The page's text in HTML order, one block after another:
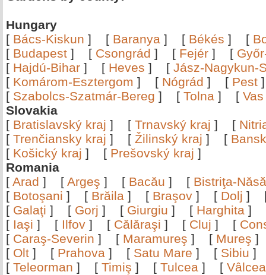
Hungary
[ Bács-Kiskun ] [ Baranya ] [ Békés ] [
[ Budapest ] [ Csongrád ] [ Fejér ] [
[ Hajdú-Bihar ] [ Heves ] [ Jász-Nagykun-
[ Komárom-Esztergom ] [ Nógrád ] [ Pest
[ Szabolcs-Szatmár-Bereg ] [ Tolna ] [ Vas
Slovakia
[ Bratislavský kraj ] [ Trnavský kraj ] [
[ Trenčiansky kraj ] [ Žilinský kraj ] [
[ Košický kraj ] [ Prešovský kraj ]
Romania
[ Arad ] [ Argeş ] [ Bacău ] [ Bistriţa-
[ Botoşani ] [ Brăila ] [ Braşov ] [ Dolj ]
[ Galaţi ] [ Gorj ] [ Giurgiu ] [ Harghita ]
[ Iaşi ] [ Ilfov ] [ Călăraşi ] [ Cluj ] [
[ Caraş-Severin ] [ Maramureş ] [ Mureş
[ Olt ] [ Prahova ] [ Satu Mare ] [ Sibiu
[ Teleorman ] [ Timiş ] [ Tulcea ] [